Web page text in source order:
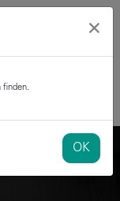
×
finden.
OK